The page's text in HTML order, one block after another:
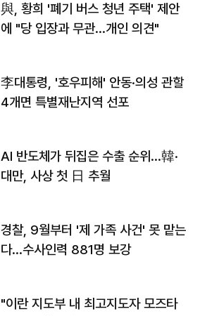
與, 황희 '폐기 버스 청년 주택' 제안
에 "당 입장과 무관…개인 의견"
李대통령, '호우피해' 안동·의성 관할
4개면 특별재난지역 선포
AI 반도체가 뒤집은 수출 순위…韓·
대만, 사상 첫 日 추월
경찰, 9월부터 '제 가족 사건' 못 맡는
다…수사인력 881명 보강
"이란 지도부 내 최고지도자 모즈타